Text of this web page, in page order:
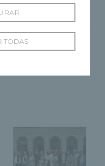
Medicina
Sevilla,
médicas
Oncológico
TODAS